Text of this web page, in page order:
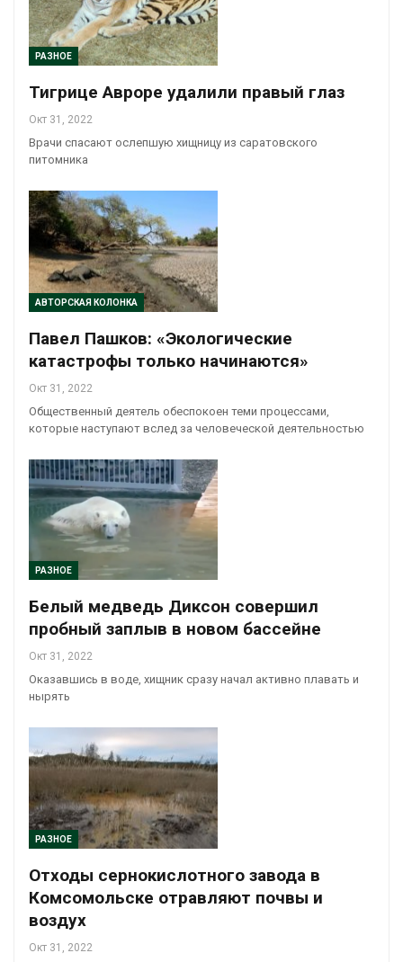
РАЗНОЕ
Тигрице Авроре удалили правый глаз
Окт 31, 2022
Врачи спасают ослепшую хищницу из саратовского
питомника
АВТОРСКАЯ КОЛОНКА
Павел Пашков: «Экологические
катастрофы только начинаются»
Окт 31, 2022
Общественный деятель обеспокоен теми процессами,
которые наступают вслед за человеческой деятельностью
РАЗНОЕ
Белый медведь Диксон совершил
пробный заплыв в новом бассейне
Окт 31, 2022
Оказавшись в воде, хищник сразу начал активно плавать и
нырять
РАЗНОЕ
Отходы сернокислотного завода в
Комсомольске отравляют почвы и
воздух
Окт 31, 2022